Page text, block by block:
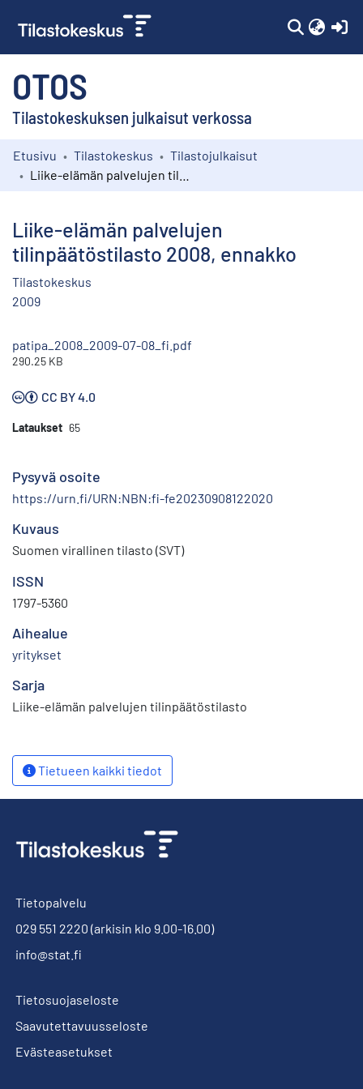
OTOS
Tilastokeskuksen julkaisut verkossa
Kokoelmat
Etusivu Tilastokeskus
Tilastojulkaisut
Liike-elämän palvelujen
tilinpäätöstilasto 2008, ennakko
Tilastokeskus
2009
patipa_2008_2009-07-08_fi.pdf
290.25 KB
CC BY 4.0
Lataukset 65
Pysyvä osoite
https://urn.fi/URN:NBN:fi-fe20230908122020
Kuvaus
Suomen virallinen tilasto (SVT)
ISSN
1797-5360
Aihealue
yritykset
Sarja
Liike-elämän palvelujen tilinpäätöstilasto
Tietueen kaikki tiedot
Tietopalvelu
029 551 2220 (arkisin klo 9.00-16.00)
info@stat.fi
Tietosuojaseloste
Saavutettavuusseloste
Evästeasetukset